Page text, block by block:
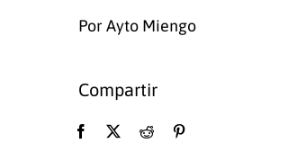
Por Ayto Miengo
Compartir